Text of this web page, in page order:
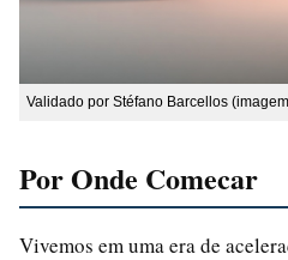
Validado por Stéfano Barcellos
Por Onde Comecar
Vivemos em uma era de